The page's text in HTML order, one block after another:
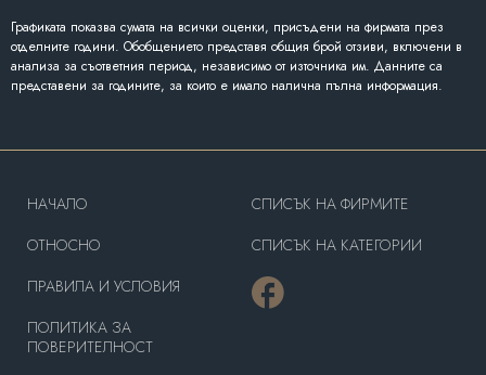
Графиката показва сумата на всички оценки, присъдени на фирмата през
отделните години. Обобщението представя общия брой отзиви, включени в
анализа за съответния период, независимо от източника им. Данните са
представени за годините, за които е имало налична пълна информация.
HAЧАЛО
OТНОСНО
ПРАВИЛА И УСЛОВИЯ
ПОЛИТИКА ЗА
ПОВЕРИТЕЛНОСТ
СПИСЪК НА ФИРМИТЕ
СПИСЪК НА КАТЕГОРИИ